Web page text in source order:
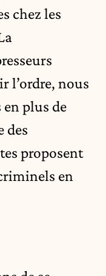
chez les
l’ordre, nous
plus de
des
proposent
en